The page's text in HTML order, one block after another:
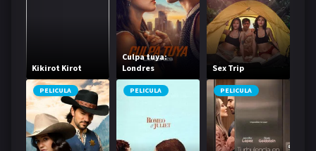
Kikirot Kirot
Culpa tuya:
Londres
Sex Trip
PELICULA PELICULA PELICULA